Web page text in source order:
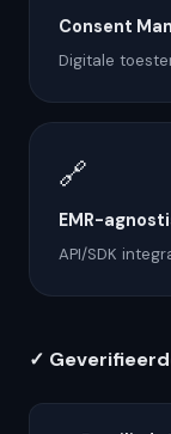
Consent
Digitale
🔗
EMR-
API/SDK
✓